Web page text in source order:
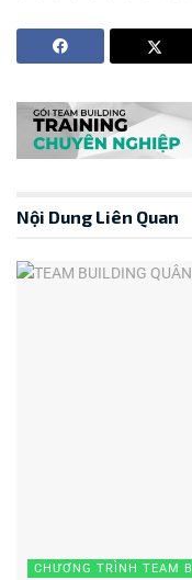
Nội Dung Liên Quan
CHƯƠNG TRÌNH TEAM